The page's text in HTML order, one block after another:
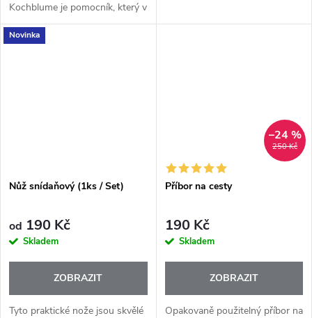
Kochblume je pomocník, který v
kuchyni nikdy neodpočívá.
Skvěle slouží při míchání,
Novinka
Nůž snídaňový (1ks / Set)
od 190 Kč
Skladem
ZOBRAZIT
Tyto praktické nože jsou skvělé
250 Kč
–24 %
Příbor na cesty
190 Kč
Skladem
ZOBRAZIT
Opakovaně použitelný příbor na